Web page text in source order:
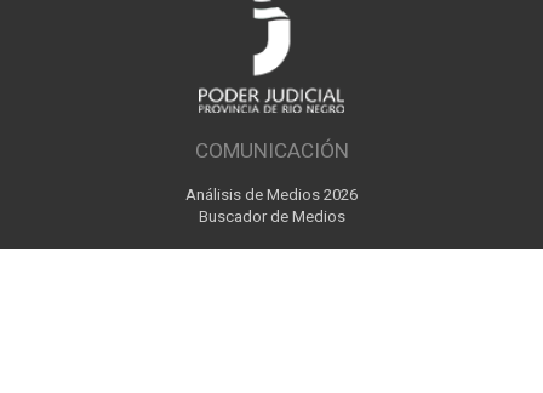
COMUNICACIÓN
Análisis de Medios 2026
Buscador de Medios